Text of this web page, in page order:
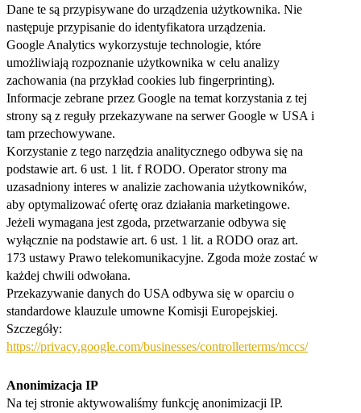
Dane te są przypisywane do urządzenia użytkownika. Nie
następuje przypisanie do identyfikatora urządzenia.
Google Analytics wykorzystuje technologie, które
umożliwiają rozpoznanie użytkownika w celu analizy
zachowania (na przykład cookies lub fingerprinting).
Informacje zebrane przez Google na temat korzystania z tej
strony są z reguły przekazywane na serwer Google w USA i
tam przechowywane.
Korzystanie z tego narzędzia analitycznego odbywa się na
podstawie art. 6 ust. 1 lit. f RODO. Operator strony ma
uzasadniony interes w analizie zachowania użytkowników,
aby optymalizować ofertę oraz działania marketingowe.
Jeżeli wymagana jest zgoda, przetwarzanie odbywa się
wyłącznie na podstawie art. 6 ust. 1 lit. a RODO oraz art.
173 ustawy Prawo telekomunikacyjne. Zgoda może zostać w
każdej chwili odwołana.
Przekazywanie danych do USA odbywa się w oparciu o
standardowe klauzule umowne Komisji Europejskiej.
Szczegóły:
https://privacy.google.com/businesses/controllerterms/mccs/
Anonimizacja IP
Na tej stronie aktywowaliśmy funkcję anonimizacji IP.